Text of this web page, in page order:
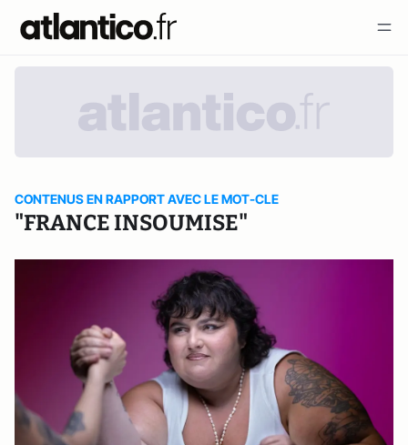
CONTENUS EN RAPPORT AVEC LE MOT-CLE
"FRANCE INSOUMISE"